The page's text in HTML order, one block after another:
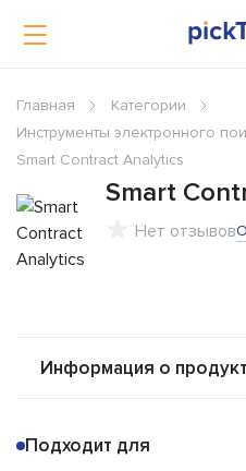
Главная
Категории
Инструменты электронного
Smart Contract Analytics
Smart
Нет отзывов
Информация о
Альтернативы
Подходит для